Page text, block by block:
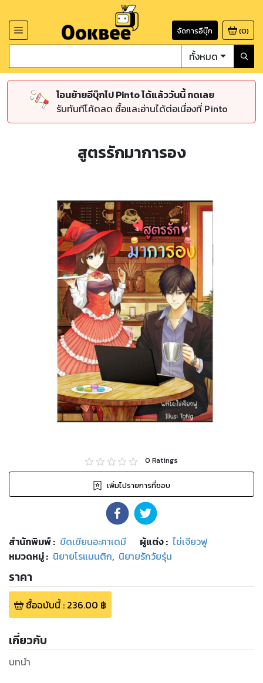
จัดการอีบุ๊ก (0)
ทั้งหมด
โอนย้ายอีบุ๊กไป Pinto ได้แล้ววันนี้ กดเลย
รับทันทีโค้ดลด ซื้อและอ่านได้ต่อเนื่องที่ Pinto
สูตรรักมาการอง
0 Ratings
เพิ่มไปรายการที่ชอบ
สำนักพิมพ์: ขีดเขียนอะคาเดมี ผู้แต่ง : ไข่เจียวฟู
หมวดหมู่: นิยายโรแมนติก, นิยายรักวัยรุ่น
ราคา
ซื้อฉบับนี้: 236.00 ฿
เกี่ยวกับ
บทนำ